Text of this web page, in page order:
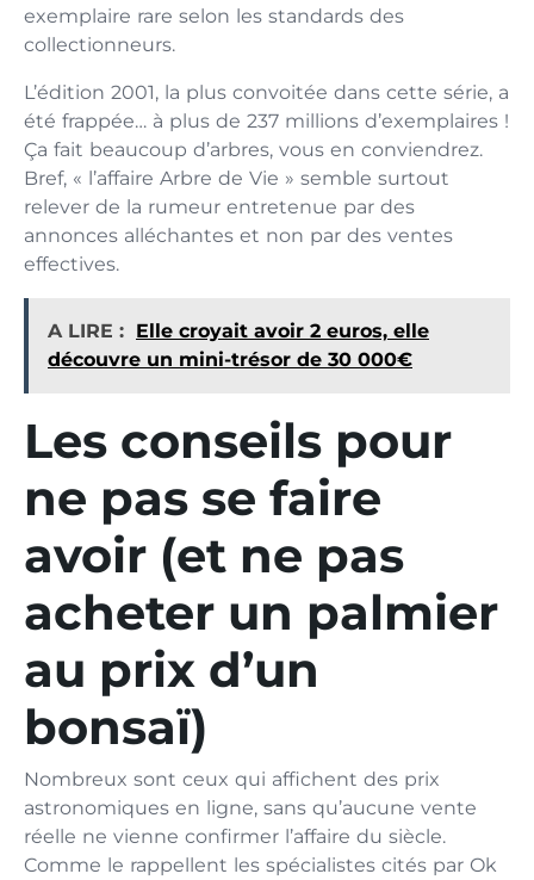
exemplaire rare selon les standards des
collectionneurs.
L’édition 2001, la plus convoitée dans cette série, a
été frappée… à plus de 237 millions d’exemplaires !
Ça fait beaucoup d’arbres, vous en conviendrez.
Bref, « l’affaire Arbre de Vie » semble surtout
relever de la rumeur entretenue par des
annonces alléchantes et non par des ventes
effectives.
A LIRE : Elle croyait avoir 2 euros, elle
découvre un mini-trésor de 30 000€
Les conseils pour
ne pas se faire
avoir (et ne pas
acheter un palmier
au prix d’un
bonsaï)
Nombreux sont ceux qui affichent des prix
astronomiques en ligne, sans qu’aucune vente
réelle ne vienne confirmer l’affaire du siècle.
Comme le rappellent les spécialistes cités par Ok